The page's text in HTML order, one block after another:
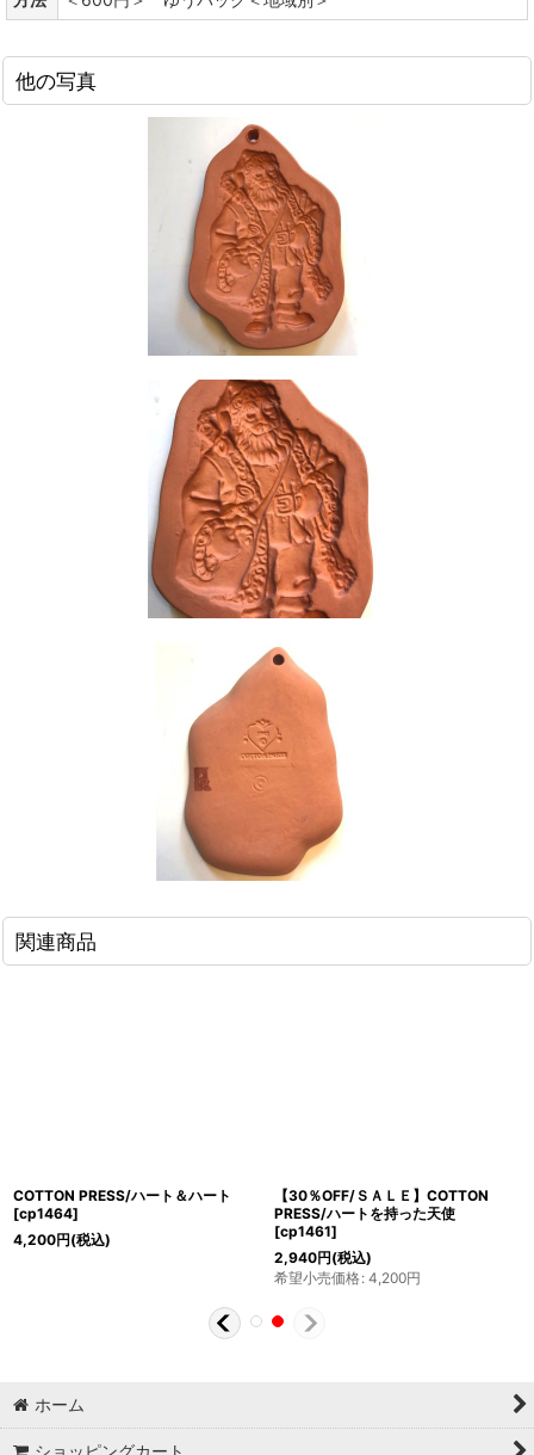
他の写真
関連商品
COTTON PRESS/ハート＆ハート
[cp1464]
4,200円(税込)
【30％OFF/ＳＡＬＥ】COTTON
PRESS/ハートを持った天使
[cp1461]
2,940円(税込)
希望小売価格: 4,200円
ホーム
ショッピングカート